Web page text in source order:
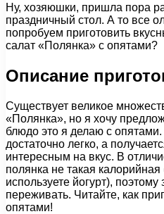
Ну, хозяюшки, пришла пора
праздничный стол. А то все
попробуем приготовить
салат «Полянка» с опятами?
Описание
Существует великое
«Полянка», но я хочу
блюдо это я делаю с опятами.
достаточно легко, а
интересным на вкус. В
полянка не такая
используете йогурт),
переживать. Читайте, как
опятами!